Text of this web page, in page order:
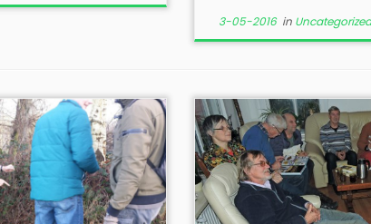
3-05-2016in